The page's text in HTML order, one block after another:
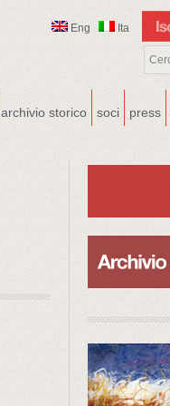
Eng Ita
archivio storico soci press